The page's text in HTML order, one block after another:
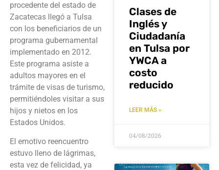
procedente del estado de
Zacatecas llegó a Tulsa
con los beneficiarios de un
programa gubernamental
implementado en 2012.
Este programa asiste a
adultos mayores en el
trámite de visas de turismo,
permitiéndoles visitar a sus
hijos y nietos en los
Estados Unidos.
El emotivo reencuentro
estuvo lleno de lágrimas,
esta vez de felicidad, ya
Clases de
Inglés y
Ciudadanía
en Tulsa por
YWCA a
costo
reducido
LEER MÁS »
04/08/2026